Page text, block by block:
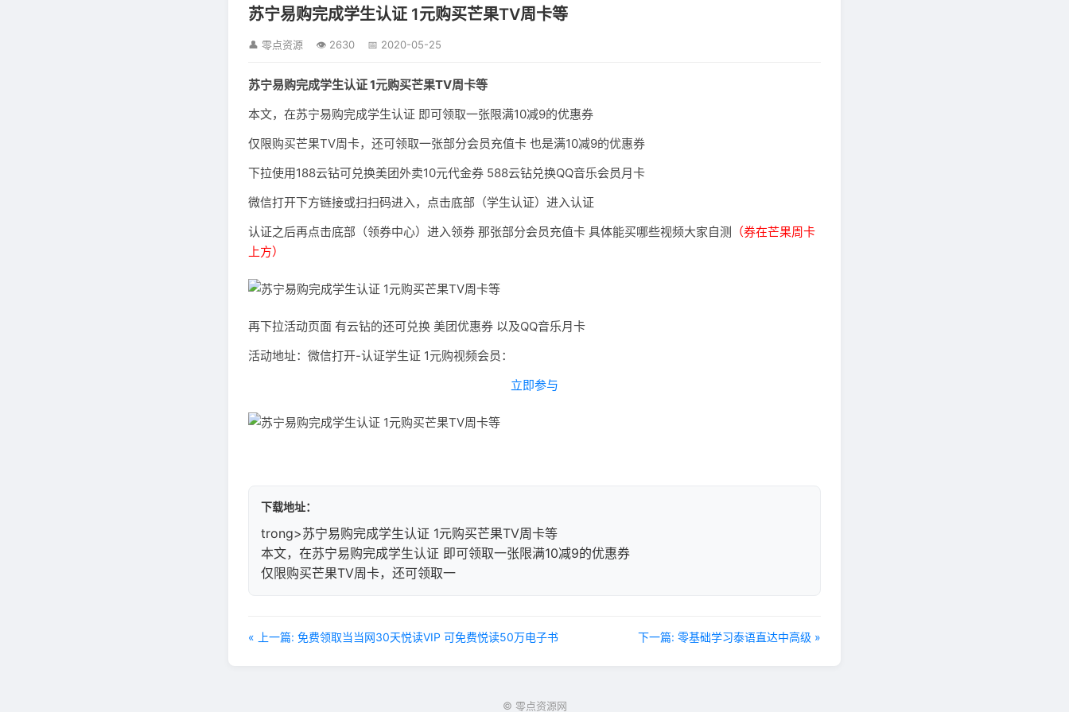
苏宁易购完成学生认证 1元购买芒果TV周卡等
👤 零点资源 👁 2630 📅 2020-05-25
苏宁易购完成学生认证 1元购买芒果TV周卡等
本文，在苏宁易购完成学生认证 即可领取一张限满10减9的优惠券
仅限购买芒果TV周卡，还可领取一张部分会员充值卡 也是满10减9的优惠券
下拉使用188云钻可兑换美团外卖10元代金券 588云钻兑换QQ音乐会员月卡
微信打开下方链接或扫扫码进入，点击底部（学生认证）进入认证
认证之后再点击底部（领券中心）进入领券 那张部分会员充值卡 具体能买哪些视频大家自测 （券在芒果周卡
上方）
再下拉活动页面 有云钻的还可兑换 美团优惠券 以及QQ音乐月卡
活动地址：微信打开-认证学生证 1元购视频会员：
立即参与
下载地址：
trong>苏宁易购完成学生认证 1元购买芒果TV周卡等
本文，在苏宁易购完成学生认证 即可领取一张限满10减9的优惠券
仅限购买芒果TV周卡，还可领取一
« 上一篇: 免费领取当当网30天悦读VIP 可免费悦读50万电子书 下一篇: 零基础学习泰语直达中高级 »
© 零点资源网